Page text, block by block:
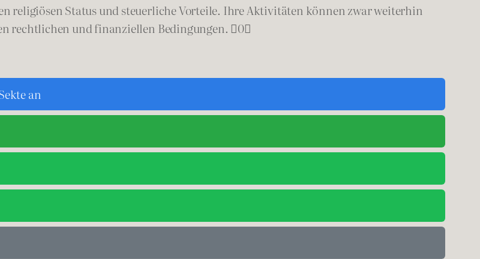
religiösen Status und steuerliche Vorteile. Ihre Aktivitäten können zwar weiterhin
rechtlichen und finanziellen Bedingungen. 0
an